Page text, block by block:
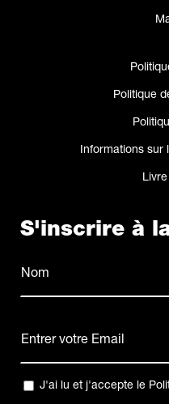
Politique
Informations sur
S'inscrire à
mail
Confidentialité
J'ai lu et j'accepte le